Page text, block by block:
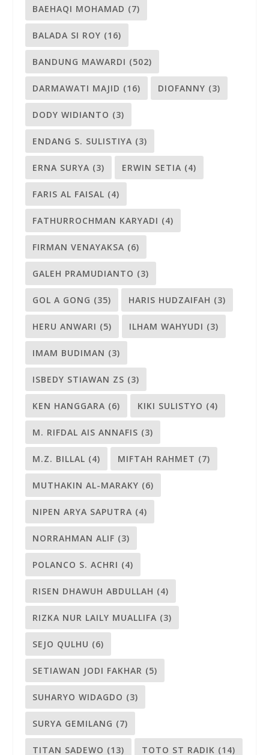
BAEHAQI MOHAMAD (7)
BALADA SI ROY (16)
BANDUNG MAWARDI (502)
DARMAWATI MAJID (16) DIOFANNY (3)
DODY WIDIANTO (3)
ENDANG S. SULISTIYA (3)
ERNA SURYA (3) ERWIN SETIA (4)
FARIS AL FAISAL (4)
FATHURROCHMAN KARYADI (4)
FIRMAN VENAYAKSA (6)
GALEH PRAMUDIANTO (3)
GOL A GONG (35) HARIS HUDZAIFAH (3)
HERU ANWARI (5) ILHAM WAHYUDI (3)
IMAM BUDIMAN (3)
ISBEDY STIAWAN ZS (3)
KEN HANGGARA (6) KIKI SULISTYO (4)
M. RIFDAL AIS ANNAFIS (3)
M.Z. BILLAL (4) MIFTAH RAHMET (7)
MUTHAKIN AL-MARAKY (6)
NIPEN ARYA SAPUTRA (4)
NORRAHMAN ALIF (3)
POLANCO S. ACHRI (4)
RISEN DHAWUH ABDULLAH (4)
RIZKA NUR LAILY MUALLIFA (3)
SEJO QULHU (6)
SETIAWAN JODI FAKHAR (5)
SUHARYO WIDAGDO (3)
SURYA GEMILANG (7)
TITAN SADEWO (13) TOTO ST RADIK (14)